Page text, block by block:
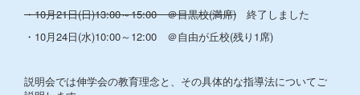
・10月21日(日)13:00～15:00 ＠目黒校(満席) 終了しました
・10月24日(水)10:00～12:00 ＠自由が丘校(残り1席)
説明会では伸学会の教育理念と、その具体的な指導法についてご